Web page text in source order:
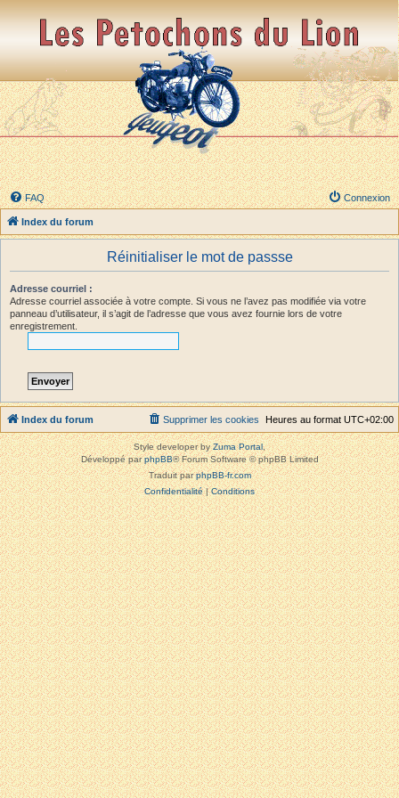
FAQ Connexion
Index du forum
Réinitialiser le mot de passse
Adresse courriel :
Adresse courriel associée à votre compte. Si vous ne l’avez pas modifiée via votre
panneau d’utilisateur, il s’agit de l’adresse que vous avez fournie lors de votre
enregistrement.
Index du forum Heures au format UTC+02:00
Supprimer les cookies
Style developer byZuma Portal,
Développé parphpBB® Forum Software © phpBB Limited
Traduit parphpBB-fr.com
Confidentialité|Conditions